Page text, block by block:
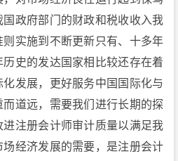
政府部门的财政和税收收入我
实施到不断更新只有、十多年
史的发达国家相比较还存在着
发展，更好服务中国国际化与
道远，需要我们进行长期的探
注册会计师审计质量以满足我
经济发展的需要，是注册会计